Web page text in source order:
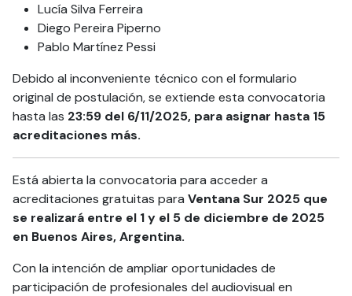
Lucía Silva Ferreira
Diego Pereira Piperno
Pablo Martínez Pessi
Debido al inconveniente técnico con el formulario
original de postulación, se extiende esta convocatoria
hasta las 23:59 del 6/11/2025, para asignar hasta 15
acreditaciones más.
Está abierta la convocatoria para acceder a
acreditaciones gratuitas para Ventana Sur 2025 que
se realizará entre el 1 y el 5 de diciembre de 2025
en Buenos Aires, Argentina.
Con la intención de ampliar oportunidades de
participación de profesionales del audiovisual en